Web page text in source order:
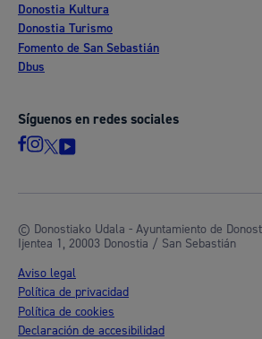
Donostia Kultura
Donostia Turismo
Fomento de San Sebastián
Dbus
Síguenos en redes sociales
© Donostiako Udala - Ayuntamiento de
Ijentea 1, 20003 Donostia / San Sebastián
Aviso legal
Política de privacidad
Política de cookies
Declaración de accesibilidad